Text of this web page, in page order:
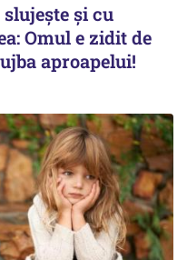
și cu
Omul e zidit de
aproapelui!